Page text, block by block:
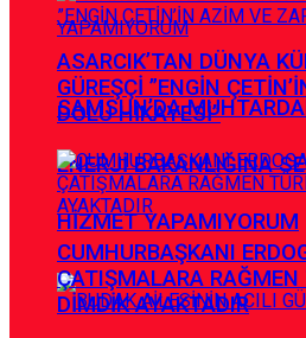
SAMSUN’DA
ENERJİ BAKANLIĞINA
HİZMET YAPAMIYORUM
ASARCIK’TAN DÜNYA
GÜREŞÇİ ”ENGİN
DOLU HİKAYESİ”
CUMHURBAŞKANI
ÇATIŞMALARA RAĞMEN
DİMDİK AYAKTADIR